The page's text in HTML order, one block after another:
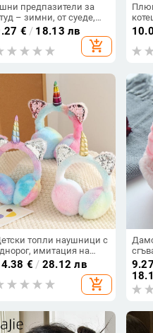
предпазители за
– зимни, от суеде,
за възрастни, за
топли (Зимни,
Унисекс,
€ / 18.13 лв
add_shopping_cart
топли наушници с
имитация на
зимни студени,
се наушници
едро
€ / 28.12 лв
add_shopping_cart